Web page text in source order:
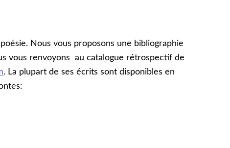
Nous vous proposons une bibliographie
vous renvoyons au catalogue rétrospectif de
. La plupart de ses écrits sont disponibles en